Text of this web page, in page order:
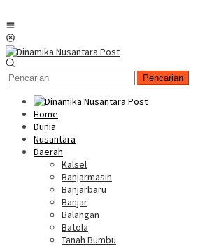
Pencarian
Home
Dunia
Nusantara
Daerah
Kalsel
Banjarmasin
Banjarbaru
Banjar
Balangan
Batola
Tanah Bumbu